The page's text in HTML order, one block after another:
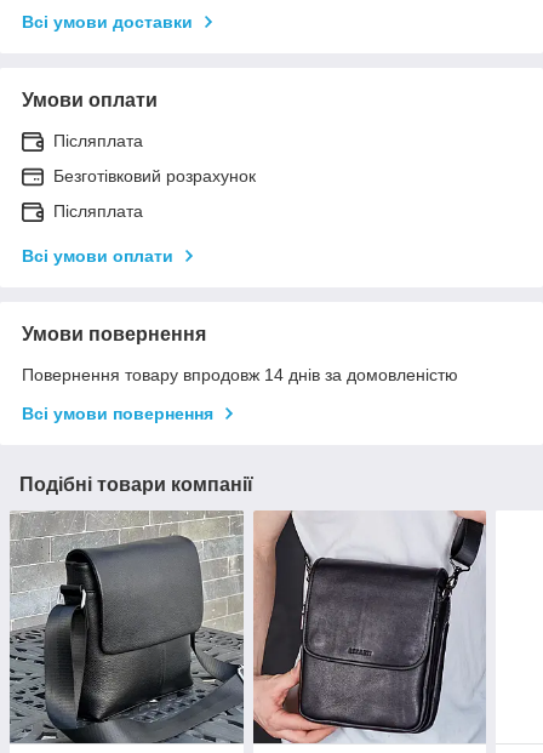
Всі умови доставки
Умови оплати
Післяплата
Безготівковий розрахунок
Післяплата
Всі умови оплати
Умови повернення
Повернення товару впродовж 14 днів за домовленістю
Всі умови повернення
Подібні товари компанії